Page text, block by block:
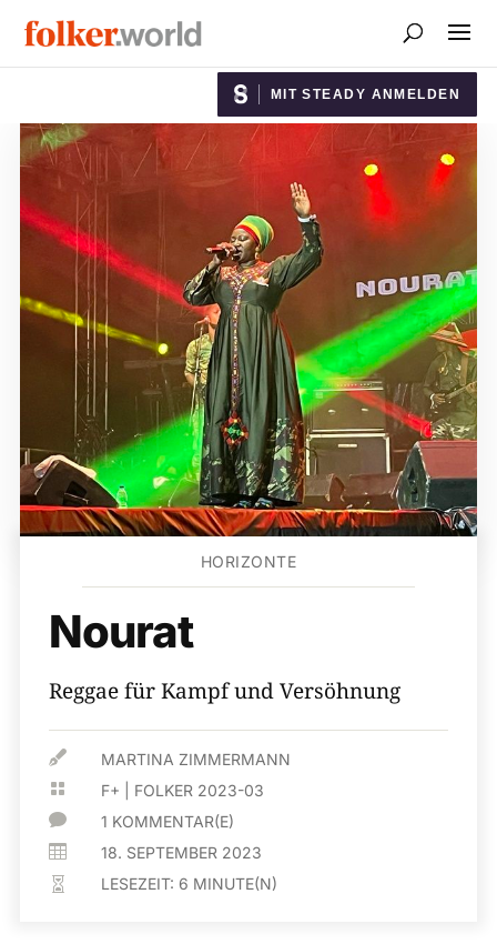
MIT STEADY ANMELDEN
HORIZONTE
Nourat
Reggae für Kampf und Versöhnung
 MARTINA ZIMMERMANN
 F+ FOLKER 2023-03
 1 KOMMENTAR(E)
 18. SEPTEMBER 2023
 LESEZEIT: 6 MINUTE(N)